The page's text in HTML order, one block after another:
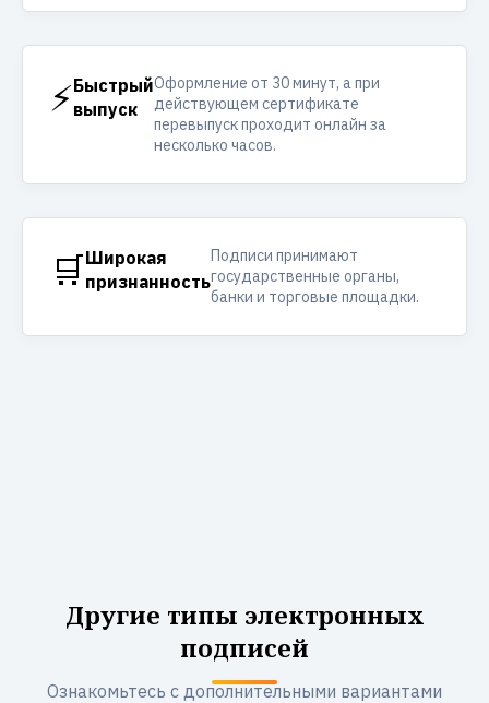
⚡Быстрый
выпуск
Оформление от 30 минут, а при
действующем сертификате
перевыпуск проходит онлайн за
несколько часов.
🛒Широкая
признанность
Подписи принимают
государственные органы,
банки и торговые площадки.
Другие типы электронных
подписей
Ознакомьтесь с дополнительными вариантами